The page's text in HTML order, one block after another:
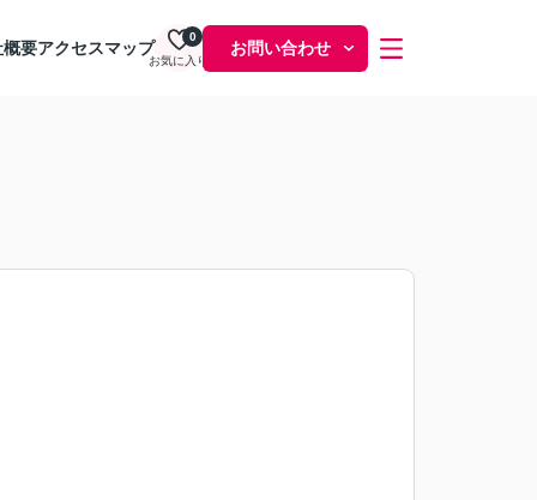
概要アクセスマップ
お気に入り
0
お問い合わせ